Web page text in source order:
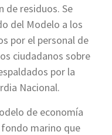
de residuos. Se
del Modelo a los
por el personal de
ciudadanos sobre
por la
Nacional.
de economía
fondo marino que